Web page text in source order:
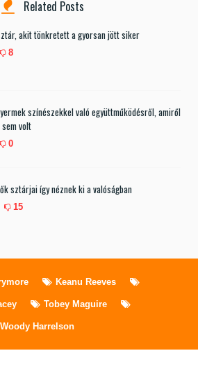
Related Posts
akit tönkretett a gyorsan jött siker
8
színészekkel való együttműködésről, amiről
volt
0
sztárjai így néznek ki a valóságban
15
Keanu Reeves
Tobey Maguire
Woody Harrelson